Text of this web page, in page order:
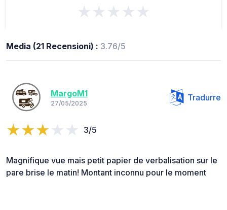
★★★★★
Media (21 Recensioni) : 3.76/5
MargoM1
27/05/2025
Tradurre
3/5
Magnifique vue mais petit papier de verbalisation sur le
pare brise le matin! Montant inconnu pour le moment